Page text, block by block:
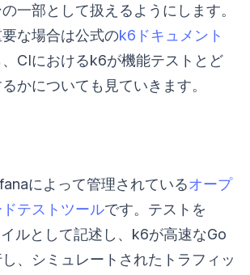
一部として扱えるようにします。
な場合は公式のk6ドキュメント
CIにおけるk6が機能テストとど
かについても見ていきます。
によって管理されているオープ
テストツールです。テストを
ルとして記述し、k6が高速なGo
、シミュレートされたトラフィッ